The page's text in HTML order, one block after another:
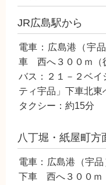
JR広島駅から
電車：広島港（宇
車 西へ３００ｍ（
バス：２１－２ベイ
ティ宇品」下車北東
タクシー：約15分
八丁堀・紙屋町方
電車：広島港（宇
下車 西へ３００ｍ